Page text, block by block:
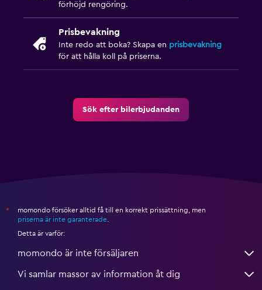
förhöjd rengöring.
Prisbevakning
Inte redo att boka? Skapa en prisbevakning
för att hålla koll på priserna.
Sök efter bilerbjudanden
*
momondo försöker alltid få till en korrekt prissättning, men
priserna är inte garanterade
Detta är varför:
momondo är inte försäljaren
Vi samlar massor av information åt dig